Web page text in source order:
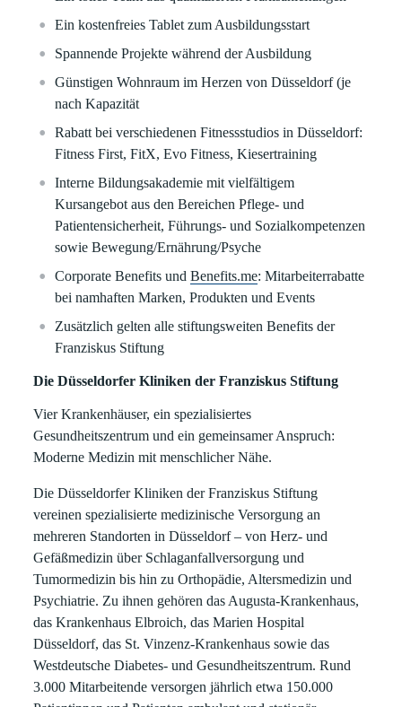
Ein kostenfreies Tablet zum Ausbildungsstart
Spannende Projekte während der Ausbildung
Günstigen Wohnraum im Herzen von Düsseldorf (je
nach Kapazität
Rabatt bei verschiedenen Fitnessstudios in Düsseldorf:
Fitness First, FitX, Evo Fitness, Kiesertraining
Interne Bildungsakademie mit vielfältigem
Kursangebot aus den Bereichen Pflege- und
Patientensicherheit, Führungs- und Sozialkompetenzen
sowie Bewegung/Ernährung/Psyche
Corporate Benefits undBenefits.me: Mitarbeiterrabatte
bei namhaften Marken, Produkten und Events
Zusätzlich gelten alle stiftungsweiten Benefits der
Franziskus Stiftung
Die Düsseldorfer Kliniken der Franziskus Stiftung
Vier Krankenhäuser, ein spezialisiertes
Gesundheitszentrum und ein gemeinsamer Anspruch:
Moderne Medizin mit menschlicher Nähe.
Die Düsseldorfer Kliniken der Franziskus Stiftung
vereinen spezialisierte medizinische Versorgung an
mehreren Standorten in Düsseldorf – von Herz- und
Gefäßmedizin über Schlaganfallversorgung und
Tumormedizin bis hin zu Orthopädie, Altersmedizin und
Psychiatrie. Zu ihnen gehören das Augusta-Krankenhaus,
das Krankenhaus Elbroich, das Marien Hospital
Düsseldorf, das St. Vinzenz-Krankenhaus sowie das
Westdeutsche Diabetes- und Gesundheitszentrum. Rund
3.000 Mitarbeitende versorgen jährlich etwa 150.000